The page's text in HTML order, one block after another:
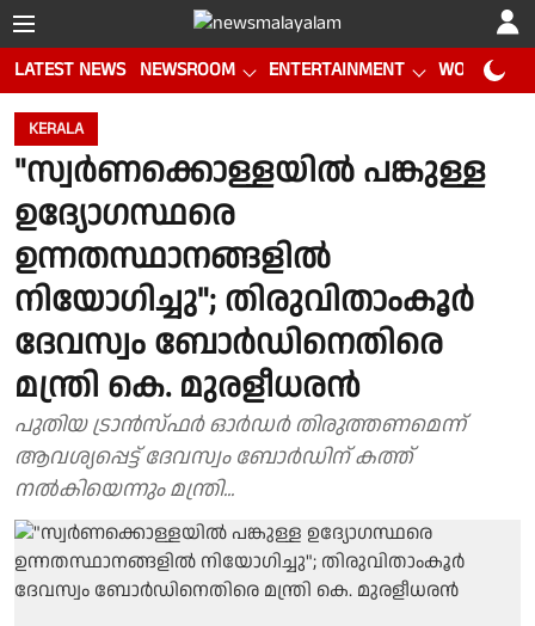
LATEST NEWS NEWSROOM ENTERTAINMENT WORLD CUP
KERALA
"സ്വർണക്കൊള്ളയിൽ പങ്കുള്ള
ഉദ്യോഗസ്ഥരെ
ഉന്നതസ്ഥാനങ്ങളിൽ
നിയോഗിച്ചു"; തിരുവിതാംകൂർ
ദേവസ്വം ബോർഡിനെതിരെ
മന്ത്രി കെ. മുരളീധരൻ
പുതിയ ട്രാൻസ്ഫർ ഓർഡർ തിരുത്തണമെന്ന്
ആവശ്യപ്പെട്ട് ദേവസ്വം ബോർഡിന് കത്ത്
നൽകിയെന്നും മന്ത്രി...